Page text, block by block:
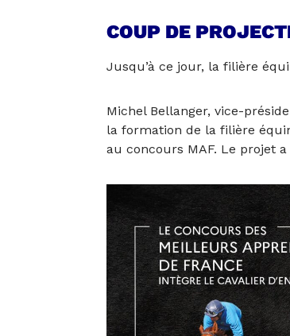
COUP DE
Jusqu’à ce jour, la filière
Michel Bellanger, vice-
la formation de la filière
au concours MAF. Le projet